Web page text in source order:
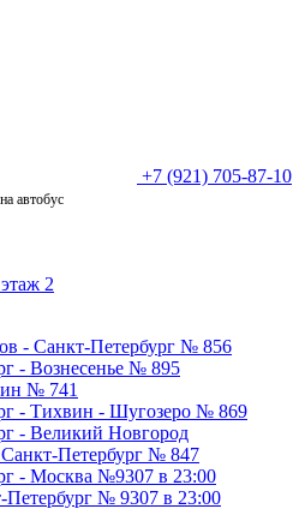
+7 (921) 705-87-10
автобус
2
- Санкт-Петербург № 856
- Вознесенье № 895
№ 741
- Тихвин - Шугозеро № 869
- Великий Новгород
Петербург № 847
- Москва №9307 в 23:00
№ 9307 в 23:00